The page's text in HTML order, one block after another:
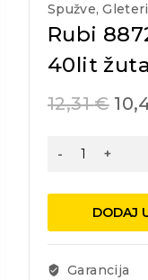
Spužve,
Rubi
40lit
12,31€
Rubi
kanta
žuta
Flextub
DODAJ
Garancija